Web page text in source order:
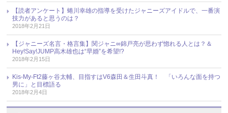
【読者アンケート】蜷川幸雄の指導を受けたジャニーズアイドルで、一番演
技力があると思うのは？
2018年2月21日
【ジャニーズ名言・格言集】関ジャニ∞錦戸亮が思わず惚れる人とは？＆
Hey!Say!JUMP高木雄也は“早婚”を希望!?
2018年2月15日
Kis-My-Ft2藤ヶ谷太輔、目指すはV6森田＆生田斗真！ 「いろんな面を持つ
男に」と目標語る
2018年2月4日